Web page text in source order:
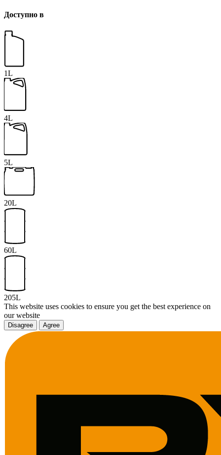
Доступно в
1L
4L
5L
20L
60L
205L
This website uses cookies to ensure you get the best experience on
our website
Disagree Agree